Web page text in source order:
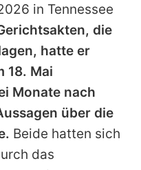
in Tennessee
die
hatte er
18. Mai
Monate nach
über die
Beide hatten sich
das